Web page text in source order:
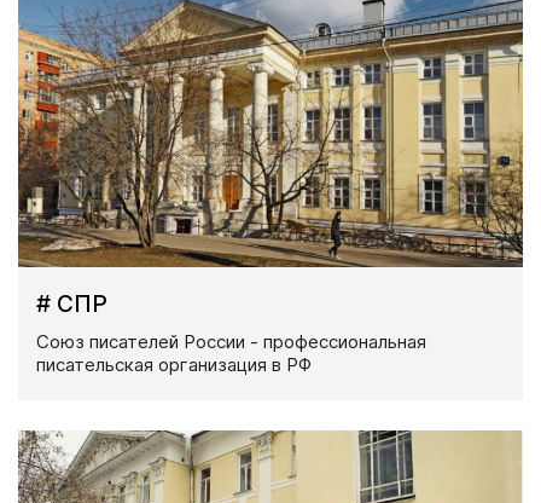
# СПР
Союз писателей России - профессиональная
писательская организация в РФ